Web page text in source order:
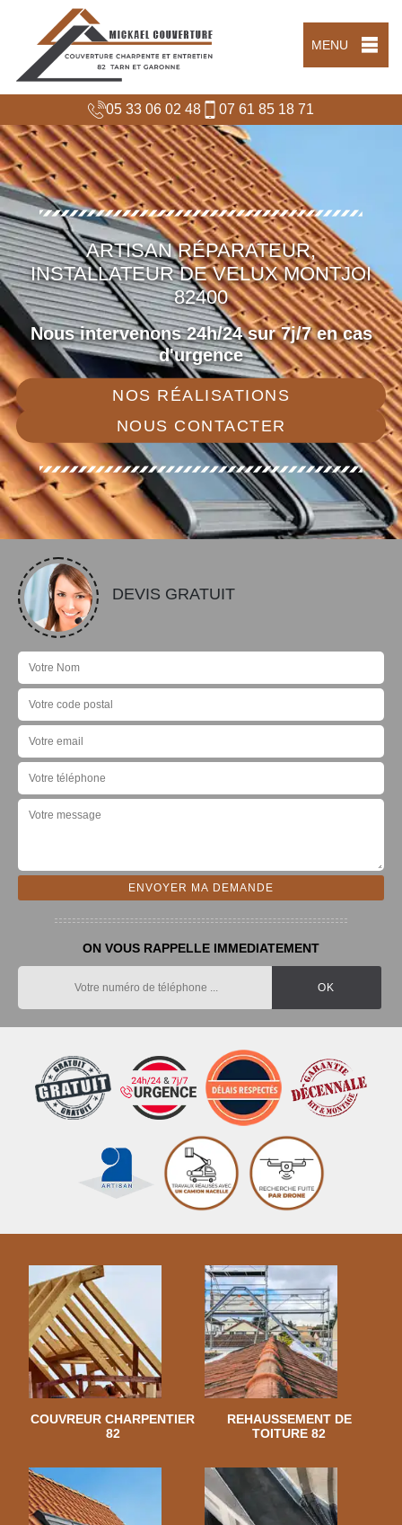
MENU
05 33 06 02 48 07 61 85 18 71
ARTISAN RÉPARATEUR,
INSTALLATEUR DE VELUX MONTJOI
82400
Nous intervenons 24h/24 sur 7j/7 en cas
d'urgence
NOS RÉALISATIONS
NOUS CONTACTER
DEVIS GRATUIT
ON VOUS RAPPELLE IMMEDIATEMENT
COUVREUR CHARPENTIER
82
REHAUSSEMENT DE
TOITURE 82